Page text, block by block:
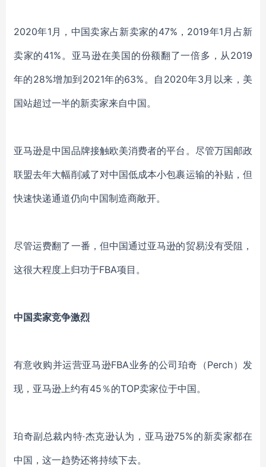
2020年1月，中国卖家占新卖家的47%，2019年1月占新
卖家的41%。亚马逊在美国的份额翻了一倍多 ， 从2019
年的28%增加到2021年的63%。自2020年3月以来，美
国站超过一半的新卖家来自中国。
亚马逊是中国品牌接触欧美消费者的平台。尽管万国邮政
联盟去年大幅削减了对中国低成本小包裹运输的补贴，但
快速快递通道仍向中国制造商敞开。
尽管运费翻了一番 ， 但中国通过亚马逊的贸易没有受阻，
这很大程度上归功于FBA项目。
中国卖家竞争激烈
有意收购并运营亚马逊FBA业务的公司珀奇（Perch）发
现 ， 亚马逊上约有45％的TOP卖家位于中国。
珀奇副总裁内特·杰克逊认为，亚马逊75%的新卖家都在
中国，这一趋势还将持续下去。